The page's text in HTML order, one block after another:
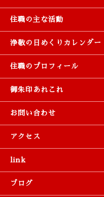
住職の主な活動
浄敬の日めくりカレンダー
住職のプロフィール
御朱印あれこれ
お問い合わせ
アクセス
link
ブログ